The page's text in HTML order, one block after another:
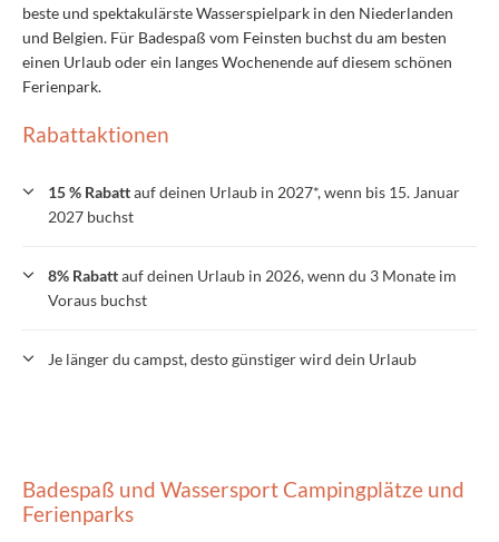
beste und spektakulärste Wasserspielpark in den Niederlanden
und Belgien. Für Badespaß vom Feinsten buchst du am besten
einen Urlaub oder ein langes Wochenende auf diesem schönen
Ferienpark.
Rabattaktionen
15 % Rabattauf deinen Urlaub in 2027*, wenn bis 15. Januar
2027 buchst
8% Rabattauf deinen Urlaub in 2026, wenn du 3 Monate im
Voraus buchst
Je länger du campst, desto günstiger wird dein Urlaub
Badespaß und Wassersport Campingplätze und
Ferienparks